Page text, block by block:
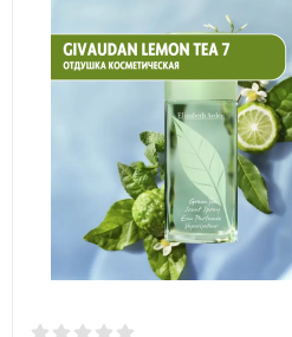
особенно сухой и склонной к
водный баланс кожи и
ровный цвет и здоровое